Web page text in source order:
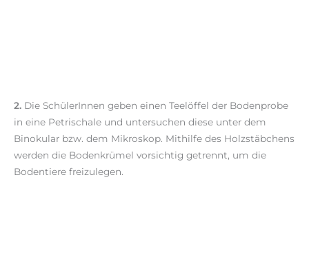
2. Die SchülerInnen geben einen Teelöffel der Bodenprobe
in eine Petrischale und untersuchen diese unter dem
Binokular bzw. dem Mikroskop. Mithilfe des Holzstäbchens
werden die Bodenkrümel vorsichtig getrennt, um die
Bodentiere freizulegen.